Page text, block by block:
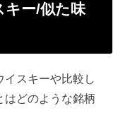
キー/似た味
スキーや比較し
はどのような銘柄